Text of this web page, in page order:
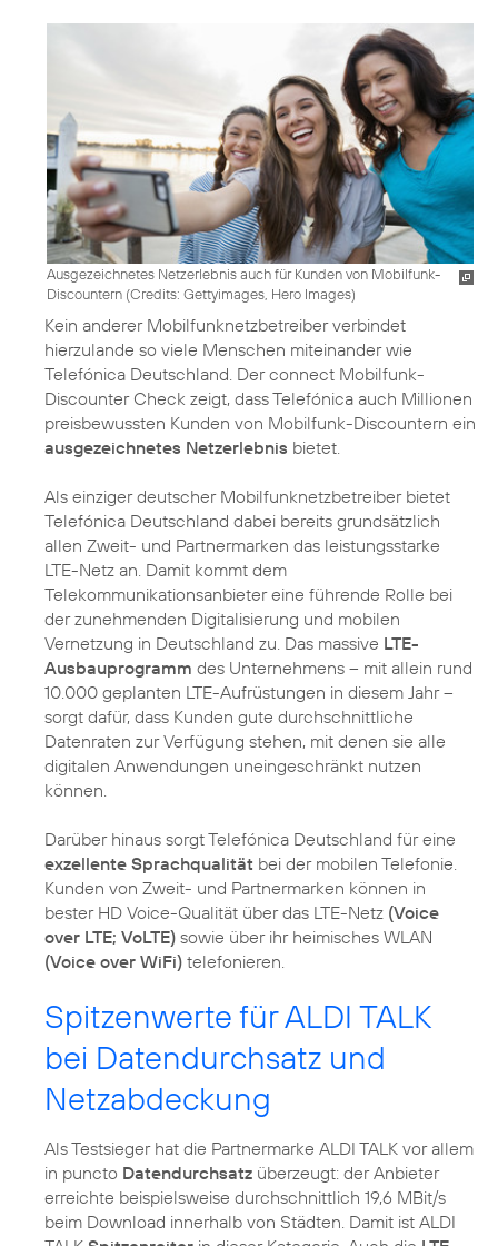
Ausgezeichnetes Netzerlebnis auch für Kunden von Mobilfunk-
Discountern (Credits: Gettyimages, Hero Images)
Kein anderer Mobilfunknetzbetreiber verbindet
hierzulande so viele Menschen miteinander wie
Telefónica Deutschland. Der connect Mobilfunk-
Discounter Check zeigt, dass Telefónica auch Millionen
preisbewussten Kunden von Mobilfunk-Discountern ein
ausgezeichnetes Netzerlebnis bietet.
Als einziger deutscher Mobilfunknetzbetreiber bietet
Telefónica Deutschland dabei bereits grundsätzlich
allen Zweit- und Partnermarken das leistungsstarke
LTE-Netz an. Damit kommt dem
Telekommunikationsanbieter eine führende Rolle bei
der zunehmenden Digitalisierung und mobilen
Vernetzung in Deutschland zu. Das massive LTE-
Ausbauprogramm des Unternehmens – mit allein rund
10.000 geplanten LTE-Aufrüstungen in diesem Jahr –
sorgt dafür, dass Kunden gute durchschnittliche
Datenraten zur Verfügung stehen, mit denen sie alle
digitalen Anwendungen uneingeschränkt nutzen
können.
Darüber hinaus sorgt Telefónica Deutschland für eine
exzellente Sprachqualität bei der mobilen Telefonie.
Kunden von Zweit- und Partnermarken können in
bester HD Voice-Qualität über das LTE-Netz (Voice
over LTE; VoLTE) sowie über ihr heimisches WLAN
(Voice over WiFi)
Spitzenwerte für ALDI TALK
bei Datendurchsatz und
Netzabdeckung
Als Testsieger hat die Partnermarke ALDI TALK vor allem
in puncto Datendurchsatz überzeugt: der Anbieter
erreichte beispielsweise durchschnittlich 19,6 MBit/s
beim Download innerhalb von Städten. Damit ist ALDI